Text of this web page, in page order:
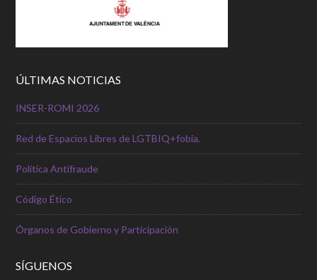
ÚLTIMAS NOTICIAS
INSER-ROMI 2026
Red de Espacios Libres de LGTBIQ+fobia.
Política Antifraude
Código Ético
Órganos de Gobierno y Participación
SÍGUENOS